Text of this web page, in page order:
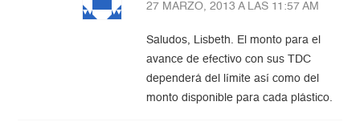
27 MARZO, 2013 A LAS 11:57 AM
Saludos, Lisbeth. El monto para el
avance de efectivo con sus TDC
dependerá del límite así como del
monto disponible para cada plástico.